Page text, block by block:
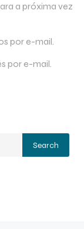
a próxima vez
por e-mail.
por e-mail.
Search